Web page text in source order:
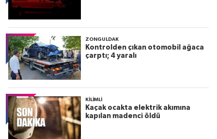
ZONGULDAK
Kontrolden çıkan otomobil ağaca
çarptı; 4 yaralı
KILIMLI
Kaçak ocakta elektrik akımına
kapılan madenci öldü